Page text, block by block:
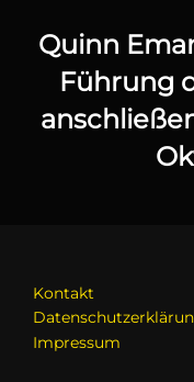
Quinn
Führung
Kontakt
Impressum